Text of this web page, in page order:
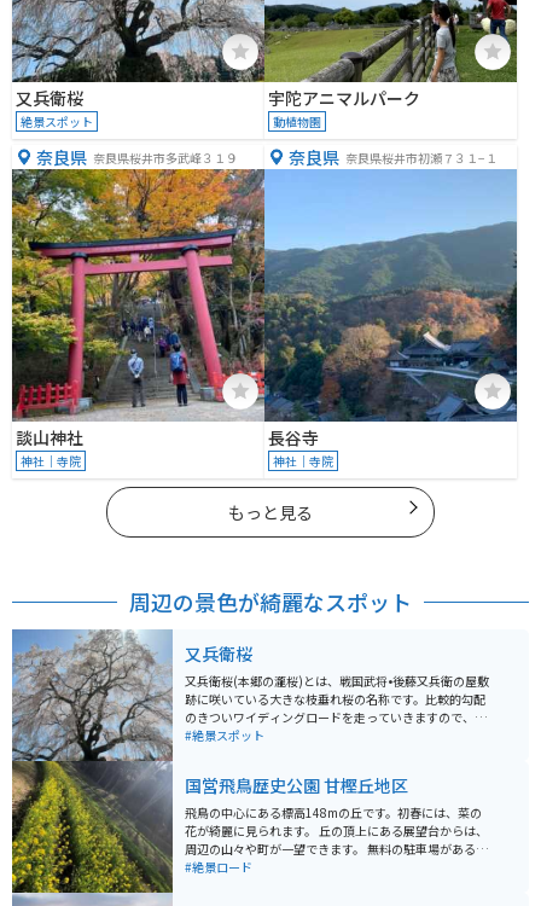
又兵衛桜
絶景スポット
宇陀アニマルパーク
動植物園
奈良県 奈良県桜井市多武峰３１９
談山神社
神社｜寺院
奈良県 奈良県桜井市初瀬７３１−１
長谷寺
神社｜寺院
もっと見る
周辺の景色が綺麗なスポット
又兵衛桜
又兵衛桜(本郷の瀧桜)とは、戦国武将•後藤又兵衛の屋敷
跡に咲いている大きな枝垂れ桜の名称です。比較的勾配
のきついワイディングロードを走っていきますので、ツ
ーリングにはうってつけです。 春になると、多くの観光
間も発生することがあります。春の心地よさを感じなが
らツーリングをしたい方にはオススメです。
#絶景スポット
国営飛鳥歴史公園 甘樫丘地区
飛鳥の中心にある標高148mの丘です。初春には、菜の
花が綺麗に見られます。 丘の頂上にある展望台からは、
周辺の山々や町が一望できます。 無料の駐車場があるの
で、車やバイクを停めてゆっくりと自然を楽しめます。
#絶景ロード